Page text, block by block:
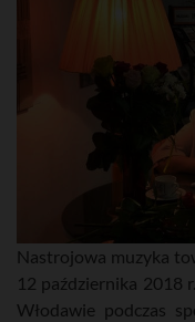
Nastrojowa muzyka
12 października 2018
Włodawie podczas